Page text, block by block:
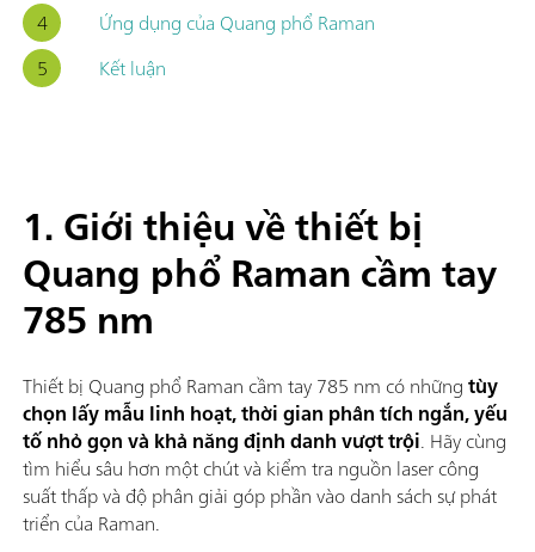
Ứng dụng của Quang phổ Raman
Kết luận
1. Giới thiệu về thiết bị
Quang phổ Raman cầm tay
785 nm
Thiết bị Quang phổ Raman cầm tay 785 nm có nhữngtùy
chọn lấy mẫu linh hoạt, thời gian phân tích ngắn, yếu
tố nhỏ gọn và khả năng định danh vượt trội. Hãy cùng
tìm hiểu sâu hơn một chút và kiểm tra nguồn laser công
suất thấp và độ phân giải góp phần vào danh sách sự phát
triển của Raman.